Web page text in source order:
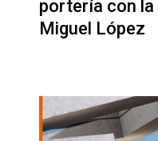
portería con
Miguel López